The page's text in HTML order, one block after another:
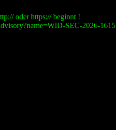
oder https:// beginnt !
SEC-2026-1615